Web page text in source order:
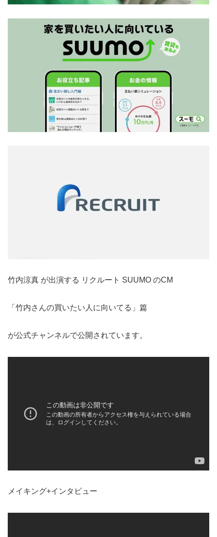
竹内涼真 が出演する リクルート SUUMO のCM
「竹内さんの買いたい人に向いてる」篇
が公式チャンネルで公開されています。
メイキング+インタビュー